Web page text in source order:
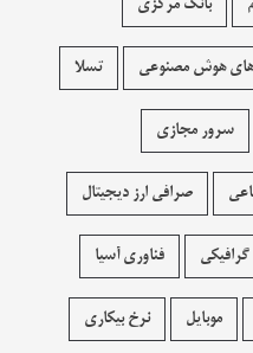
بانک مرکزی
های هوش مصنوعی تسلا
سرور مجازی
صرافی ارز دیجیتال
فناوری آسیا
موبایل نرخ بیکاری